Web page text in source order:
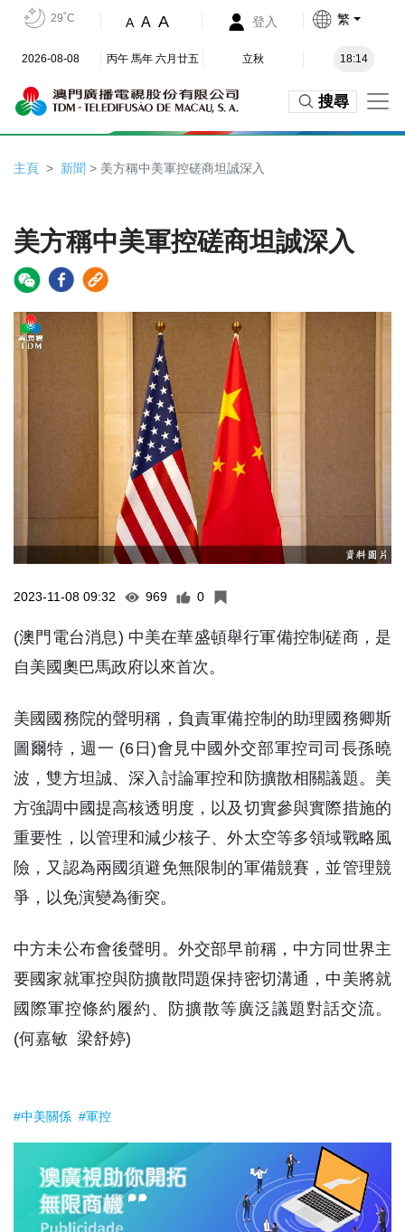
29˚C A A A 登入 繁
2026-08-08 丙午 馬年 六月廿五 立秋 18:14
搜尋
主頁 新聞 > 美方稱中美軍控磋商坦誠深入
美方稱中美軍控磋商坦誠深入
2023-11-08 09:32 969 0
(澳門電台消息) 中美在華盛頓舉行軍備控制磋商，是
自美國奧巴馬政府以來首次。
美國國務院的聲明稱，負責軍備控制的助理國務卿斯
圖爾特，週一 (6日)會見中國外交部軍控司司長孫曉
波，雙方坦誠、深入討論軍控和防擴散相關議題。美
方強調中國提高核透明度，以及切實參與實際措施的
重要性，以管理和減少核子、外太空等多領域戰略風
險，又認為兩國須避免無限制的軍備競賽，並管理競
爭，以免演變為衝突。
中方未公布會後聲明。外交部早前稱，中方同世界主
要國家就軍控與防擴散問題保持密切溝通，中美將就
國際軍控條約履約、防擴散等廣泛議題對話交流。
(何嘉敏 梁舒婷)
#中美關係 #軍控